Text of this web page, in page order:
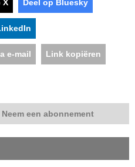
X Deel op Bluesky
e-mail Link kopiëren
Neem een abonnement